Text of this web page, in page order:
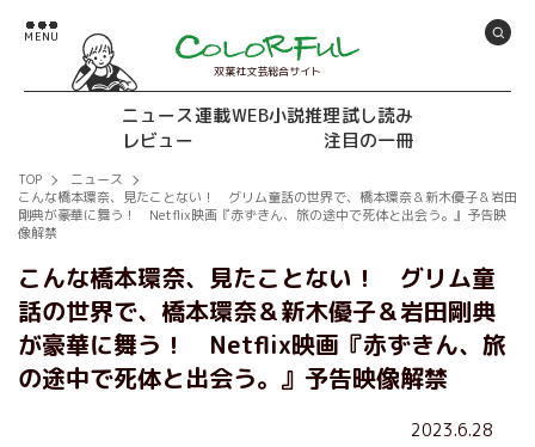
双葉社文芸総合サイト
ニュース連載WEB小説推理試し読み
レビュー
注目の一冊
TOP
ニュース
こんな橋本環奈、見たことない！ グリム童話の世界で、橋本環奈＆新木優子＆岩田
剛典が豪華に舞う！ Netflix映画『赤ずきん、旅の途中で死体と出会う。』予告映
像解禁
こんな橋本環奈、見たことない！ グリム童
話の世界で、橋本環奈＆新木優子＆岩田剛典
が豪華に舞う！ Netflix映画『赤ずきん、旅
の途中で死体と出会う。』予告映像解禁
2023.6.28